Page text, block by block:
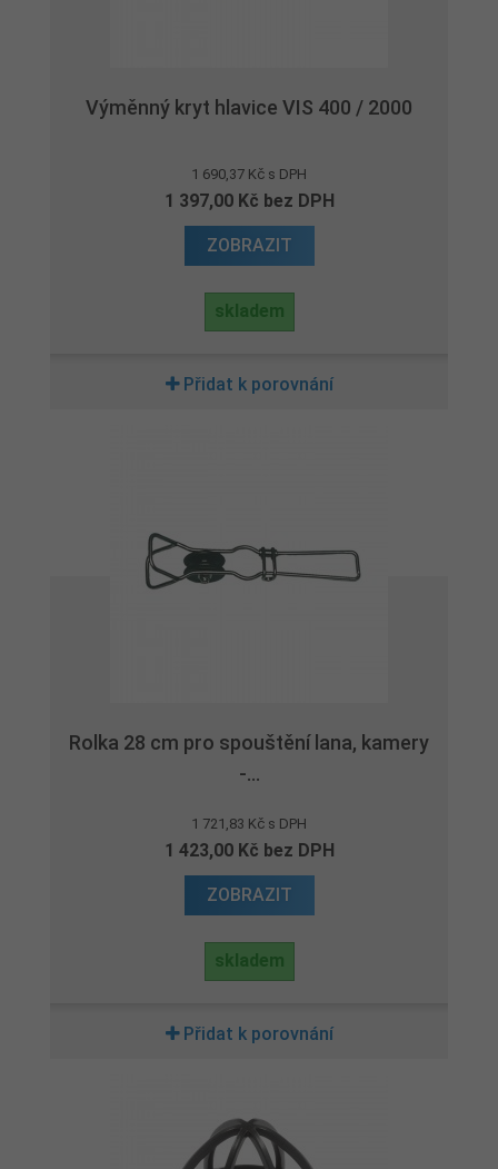
Výměnný kryt hlavice VIS 400 / 2000
1 690,37 Kč s DPH
1 397,00 Kč bez DPH
ZOBRAZIT
skladem
Přidat k porovnání
Rolka 28 cm pro spouštění lana, kamery
-...
1 721,83 Kč s DPH
1 423,00 Kč bez DPH
ZOBRAZIT
skladem
Přidat k porovnání